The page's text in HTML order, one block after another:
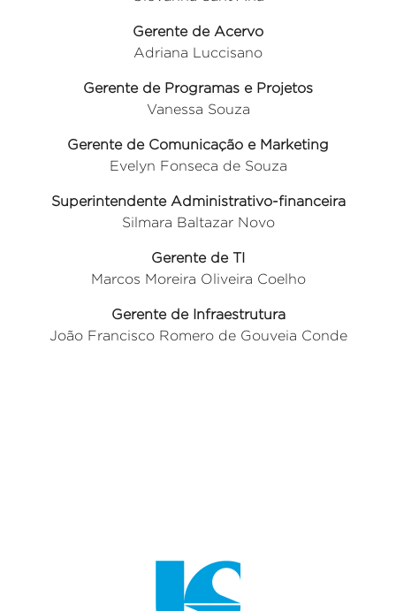
Gerente de Acervo
Adriana Luccisano
Gerente de Programas e Projetos
Vanessa Souza
Gerente de Comunicação e Marketing
Evelyn Fonseca de Souza
Superintendente Administrativo-financeira
Silmara Baltazar Novo
Gerente de TI
Marcos Moreira Oliveira Coelho
Gerente de Infraestrutura
João Francisco Romero de Gouveia Conde